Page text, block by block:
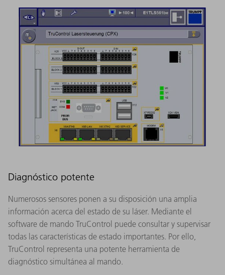
Diagnóstico potente
Numerosos sensores ponen a su disposición una amplia
información acerca del estado de su láser. Mediante el
software de mando TruControl puede consultar y supervisar
todas las características de estado importantes. Por ello,
TruControl representa una potente herramienta de
diagnóstico simultánea al mando.